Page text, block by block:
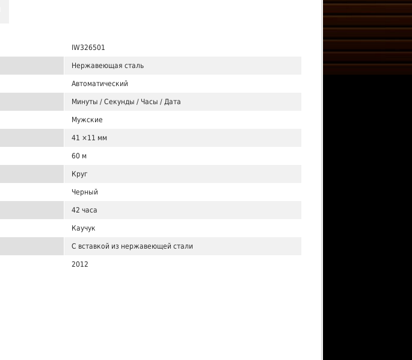
IW326501
Нержавеющая сталь
Автоматический
Минуты / Секунды / Часы / Дата
Мужские
41 ×11 мм
60 м
Круг
Черный
42 часа
Каучук
С вставкой из нержавеющей стали
2012